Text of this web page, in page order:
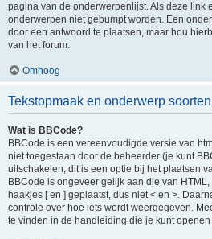
pagina van de onderwerpenlijst. Als deze link
onderwerpen niet gebumpt worden. Een
door een antwoord te plaatsen, maar hou
van het forum.
Omhoog
Tekstopmaak en onderwerp soorten
Wat is BBCode?
BBCode is een vereenvoudigde versie van
niet toegestaan door de beheerder (je kunt
uitschakelen, dit is een optie bij het plaatsen
BBCode is ongeveer gelijk aan die van
haakjes [ en ] geplaatst, dus niet < en >.
controle over hoe iets wordt weergegeven.
te vinden in de handleiding die je kunt